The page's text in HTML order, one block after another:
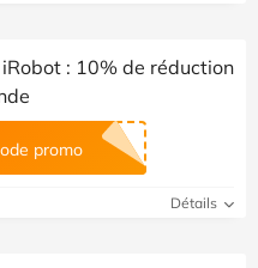
: 10% de réduction
promo
Détails